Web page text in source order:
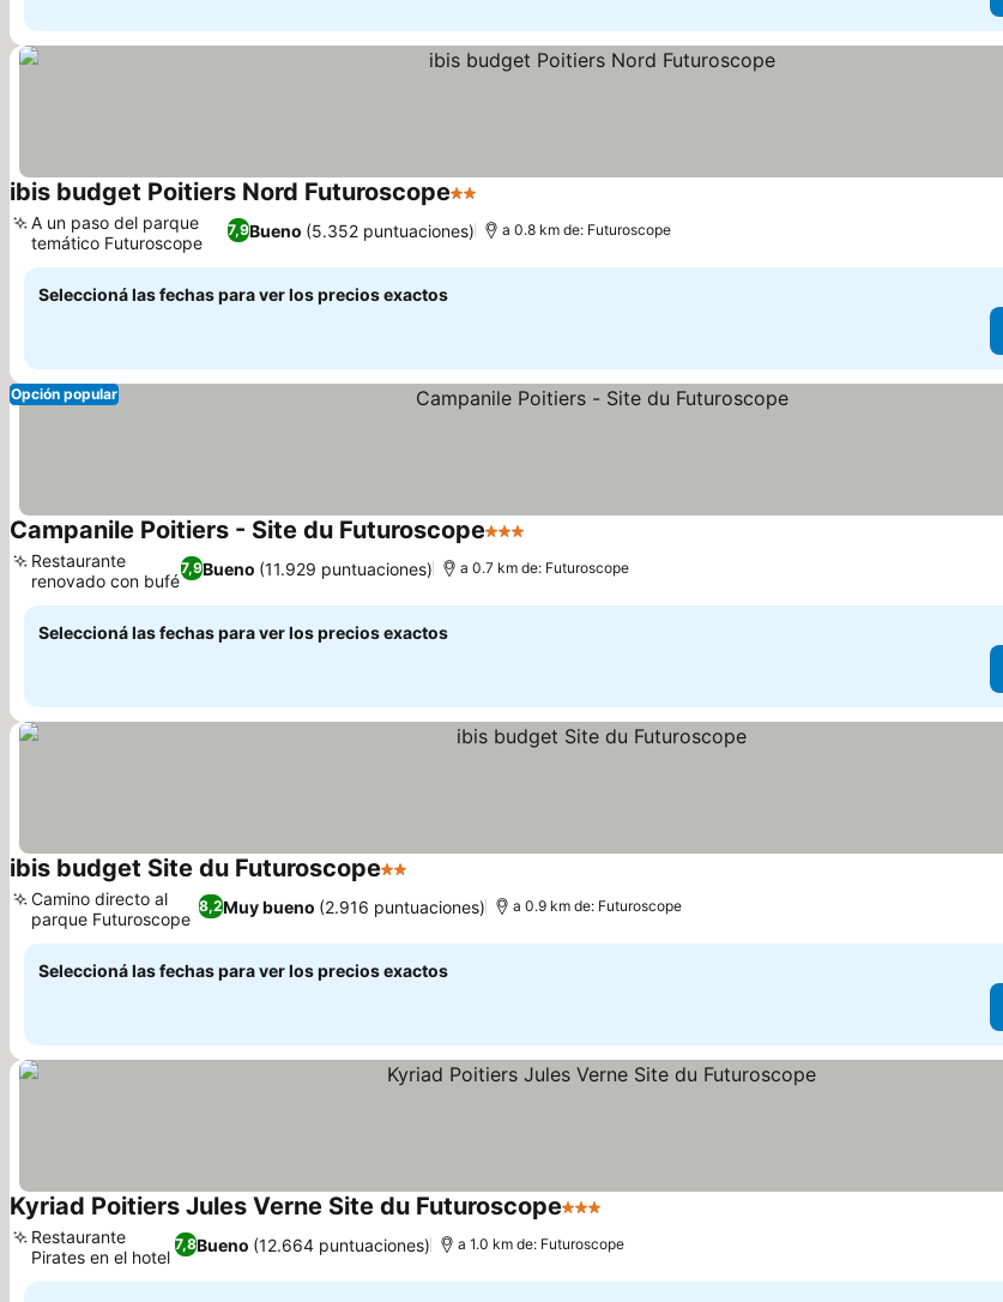
ibis budget Poitiers Nord Futuroscope2 Estrellas
7,9Bueno (5.352 puntuaciones)
A un paso del parque
temático Futuroscope
a 0.8 km de: Futuroscope
Seleccioná las fechas para ver los precios exactos
Opción popular
Campanile Poitiers - Site du Futuroscope3 Estrellas
7,9Bueno (11.929 puntuaciones)
Restaurante
renovado con bufé
a 0.7 km de: Futuroscope
Seleccioná las fechas para ver los precios exactos
ibis budget Site du Futuroscope2 Estrellas
8,2Muy bueno (2.916 puntuaciones)
Camino directo al
parque Futuroscope
a 0.9 km de: Futuroscope
Seleccioná las fechas para ver los precios exactos
Kyriad Poitiers Jules Verne Site du Futuroscope3 Estrellas
7,8Bueno (12.664 puntuaciones)
Restaurante
Pirates en el hotel
a 1.0 km de: Futuroscope